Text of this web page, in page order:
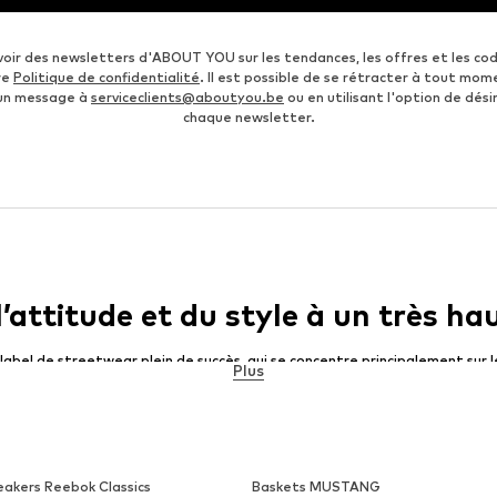
des newsletters d'ABOUT YOU sur les tendances, les offres et les
Politique de confidentialité. Il est possible de se rétracter à tout
message à serviceclients@aboutyou.be ou en utilisant l'option de
chaque newsletter.
Reebok Classics Baskets MUSTANG
et du style à un très
de streetwear plein de succès, qui se concentre principalement sur
Ce n’est qu’en 2012 que Cayler & Sons a vu le jour. Pourtant, le
vous pouvez aussi découvrir des chaussures cools et même les
leur propre style. Les collections du label à succès sont censées vous
Plus